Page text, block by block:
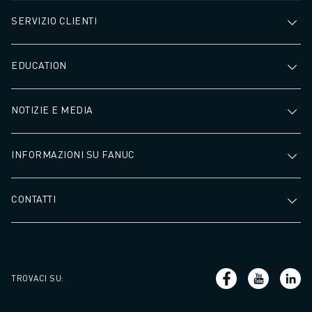
SERVIZIO CLIENTI
EDUCATION
NOTIZIE E MEDIA
INFORMAZIONI SU FANUC
CONTATTI
TROVACI SU: